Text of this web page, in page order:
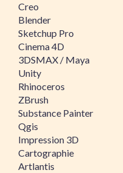
Creo
Blender
Sketchup Pro
Cinema 4D
3DSMAX / Maya
Unity
Rhinoceros
ZBrush
Substance Painter
Qgis
Impression 3D
Cartographie
Artlantis